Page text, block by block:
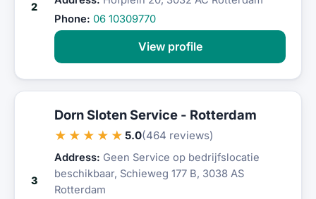
2
Phone: 06 10309770
View profile
3
Dorn Sloten Service - Rotterdam
★★★★★ 5.0(464 reviews)
Address: Geen Service op bedrijfslocatie
beschikbaar, Schieweg 177 B, 3038 AS
Rotterdam